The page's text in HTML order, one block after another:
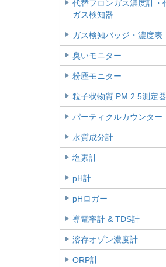
代替フロンガス濃度計・
ガス検知器
ガス検知バッジ・濃度表
臭いモニター
粉塵モニター
粒子状物質 PM 2.5測定器
パーティクルカウンター
水質成分計
塩素計
pH計
pHロガー
導電率計 & TDS計
溶存オゾン濃度計
ORP計